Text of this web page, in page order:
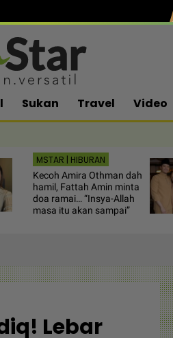
Sukan Travel Video
MSTAR | HIBURAN
Kecoh Amira Othman dah
hamil, Fattah Amin minta
doa ramai… “Insya-Allah
masa itu akan sampai”
Lebar